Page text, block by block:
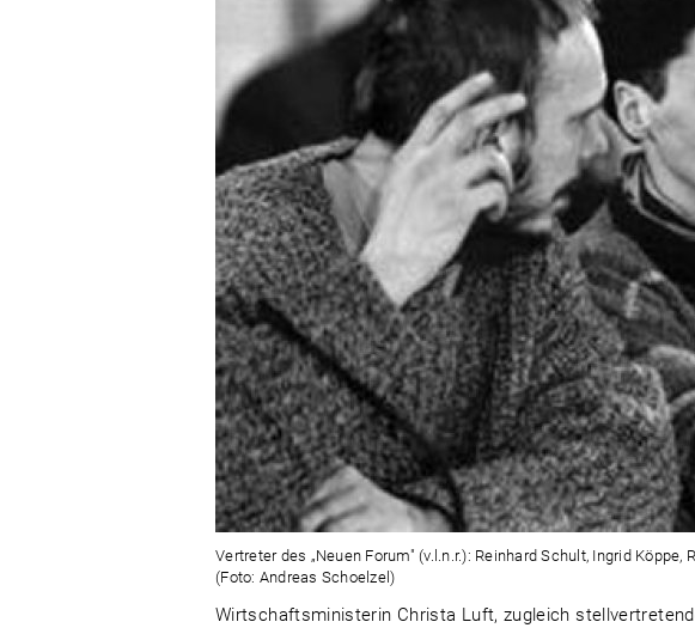
Vertreter des „Neuen Forum" (v.l.n.r.): Reinhard Schult, Ingrid
(Foto: Andreas Schoelzel)
Wirtschaftsministerin Christa Luft, zugleich